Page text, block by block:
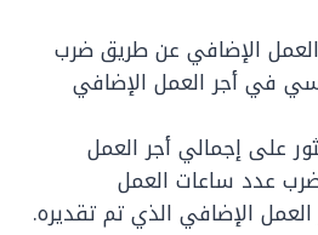
الإضافي عن طريق ضرب
في أجر العمل الإضافي
على إجمالي أجر العمل
عدد ساعات العمل
الإضافي الذي تم تقديره.